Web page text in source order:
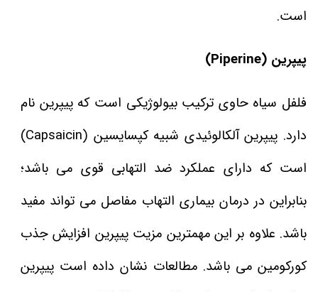
است.
پیپرین (Piperine)
فلفل سیاه حاوی ترکیب بیولوژیکی است که پیپرین نام
دارد. پیپرین آلکالوئیدی شبیه کپسایسین (Capsaicin)
است که دارای عملکرد ضد التهابی قوی می باشد؛
بنابراین در درمان بیماری التهاب مفاصل می تواند مفید
باشد. علاوه بر این مهمترین مزیت پیپرین افزایش جذب
کورکومین می باشد. مطالعات نشان داده است پیپرین